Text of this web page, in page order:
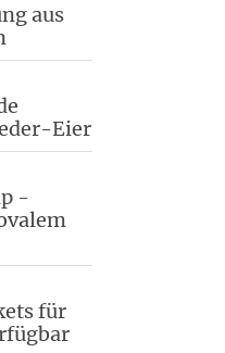
aus
Eier
-
für